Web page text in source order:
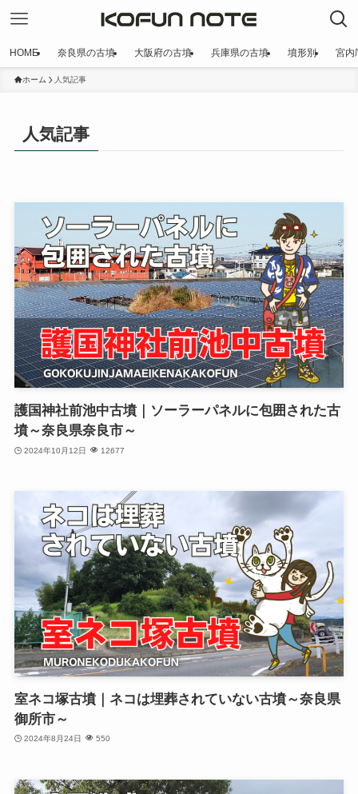
HOME 奈良県の古墳 大阪府の古墳 兵庫県の古墳 墳形別 宮内
ホーム 人気記事
人気記事
護国神社前池中古墳｜ソーラーパネルに包囲された古
墳～奈良県奈良市～
2024年10月12日 12677
室ネコ塚古墳｜ネコは埋葬されていない古墳～奈良県
御所市～
2024年8月24日 550